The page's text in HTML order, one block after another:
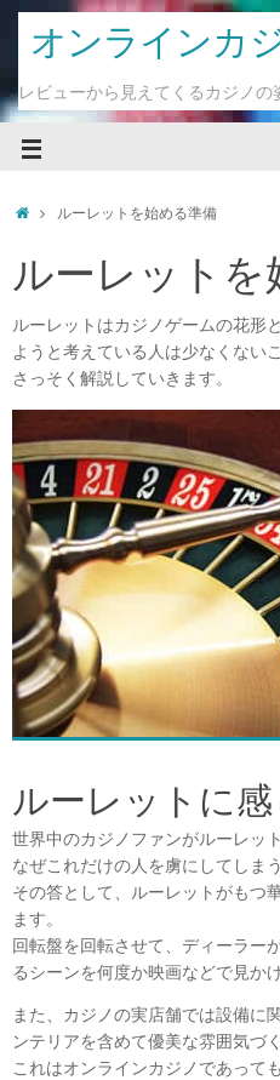
オンラインカ
レビューから見えてくるカジノの
ルーレットを始める準備
ルーレットを
ルーレットはカジノゲームの花形
ようと考えている人は少なくない
さっそく解説していきます。
ルーレットに
世界中のカジノファンがルーレッ
なぜこれだけの人を虜にしてしま
その答として、ルーレットがもつ
ます。
回転盤を回転させて、ディーラー
るシーンを何度か映画などで見か
また、カジノの実店舗では設備に
ンテリアを含めて優美な雰囲気づ
これはオンラインカジノであって